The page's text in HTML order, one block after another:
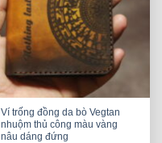
Ví trống đồng da bò Vegtan
nhuộm thủ công màu vàng
nâu dáng đứng